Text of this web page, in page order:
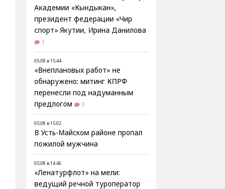
Академии «Кындыкан»,
президент федерации «Чир
спорт» Якутии, Ирина Данилова
1
05.08 в 15:44
«Внеплановых работ» не
обнаружено: митинг КПРФ
перенесли под надуманным
предлогом
3
05.08 в 15:02
В Усть-Майском районе пропал
пожилой мужчина
05.08 в 14:46
«Ленатурфлот» на мели:
ведущий речной туроператор